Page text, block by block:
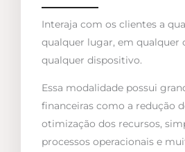
Interaja com os clientes a
qualquer lugar, em qualquer
qualquer dispositivo.
Essa modalidade possui
financeiras como a redução
otimização dos recursos,
processos operacionais e